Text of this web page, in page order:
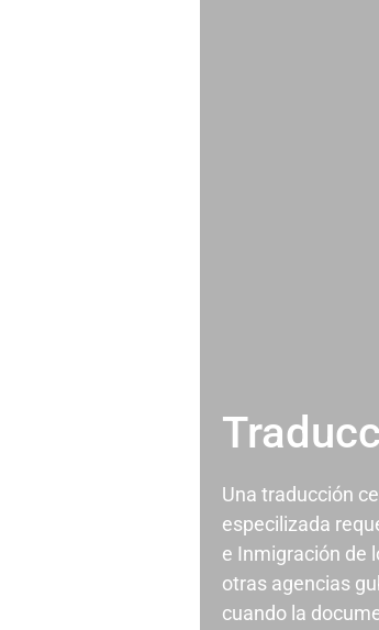
Una traducción
especilizada
e Inmigración de
otras agencias
cuando la